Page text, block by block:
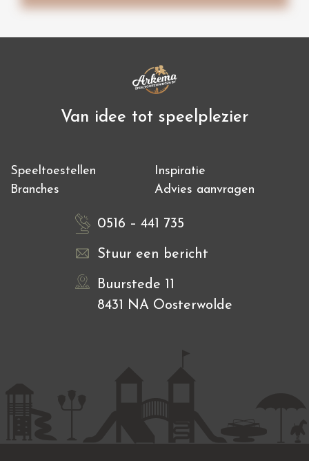
Van idee tot speelplezier
Speeltoestellen
Inspiratie
Branches
Advies aanvragen
0516 – 441 735
Stuur een bericht
Buurstede 11
8431 NA Oosterwolde